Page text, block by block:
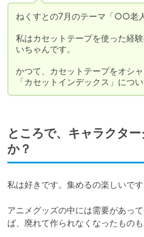
ねくすとの7月のテーマ「○○老人
私はカセットテープを使った経
いちゃんです。
かつて、カセットテープをオシ
「カセットインデックス」につ
ところで、キャラクタ
か？
私は好きです。集めるの楽しいです
アニメグッズの中には需要があっ
ば、廃れて作られなくなったものも